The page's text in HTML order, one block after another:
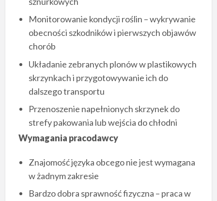
Monitorowanie kondycji roślin – wykrywanie
obecności szkodników i pierwszych objawów
chorób
Układanie zebranych plonów w plastikowych
skrzynkach i przygotowywanie ich do
dalszego transportu
Przenoszenie napełnionych skrzynek do
strefy pakowania lub wejścia do chłodni
Wymagania pracodawcy
Znajomość języka obcego nie jest wymagana
w żadnym zakresie
Bardzo dobra sprawność fizyczna – praca w